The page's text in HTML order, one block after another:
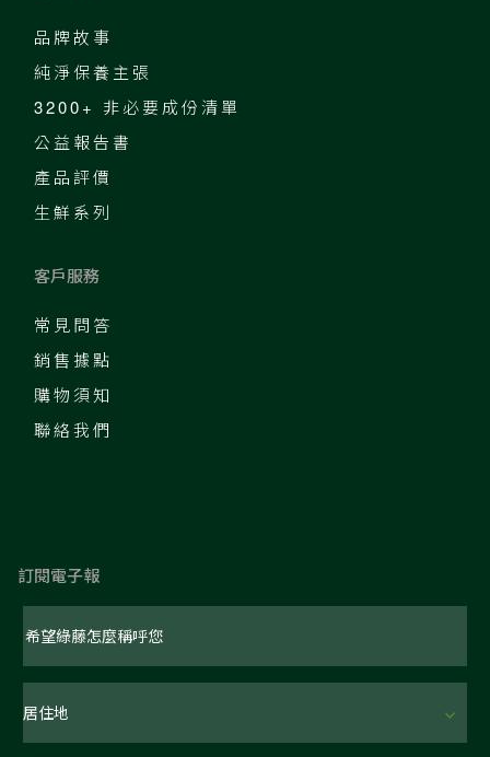
品牌故事
純淨保養主張
3200+ 非必要成份清單
公益報告書
產品評價
生鮮系列
客戶服務
常見問答
銷售據點
購物須知
聯絡我們
訂閱電子報